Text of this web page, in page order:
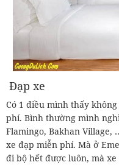
Đạp xe
Có 1 điều mình thấy
phí. Bình thường mình
Flamingo, Bakhan
xe đạp miễn phí. Mà ở
đi bộ hết được luôn, mà